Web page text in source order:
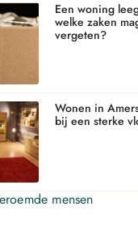
Een woning
welke zaken
vergeten?
Wonen in
bij een sterke
mensen